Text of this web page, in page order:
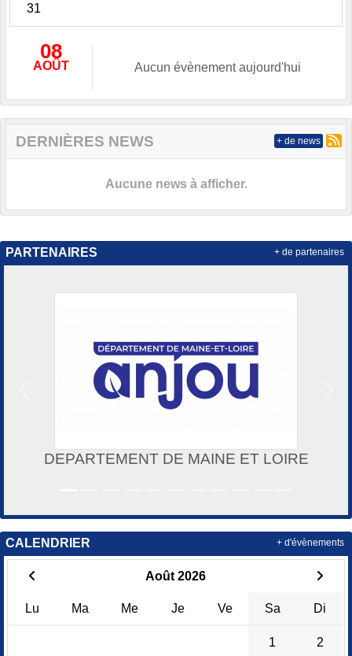
31
08
AOÛT Aucun évènement aujourd'hui
DERNIÈRES NEWS
Aucune news à afficher.
+ de news
PARTENAIRES
DEPARTEMENT DE MAINE ET LOIRE
+ de partenaires
CALENDRIER
Août 2026
Lu Ma Me Je Ve Sa Di
1 2
+ d'évènements